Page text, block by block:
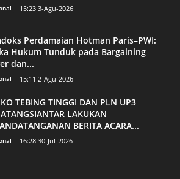
15:23 3-Agu-2026
Perdamaian Hotman Paris–PWI:
Hukum Tunduk pada Bargaining
dan...
15:11 2-Agu-2026
TEBING TINGGI DAN PLN UP3
LAKUKAN
BERITA ACARA...
16:28 30-Jul-2026